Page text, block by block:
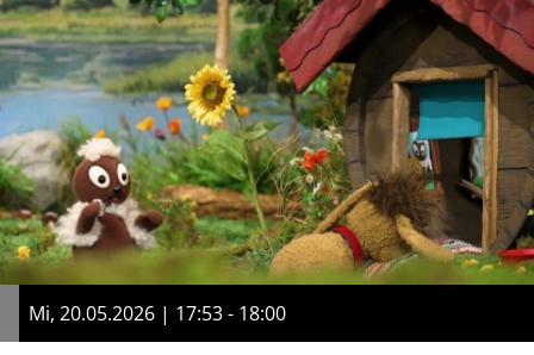
Mi, 20.05.2026 | 17:53 - 18:00